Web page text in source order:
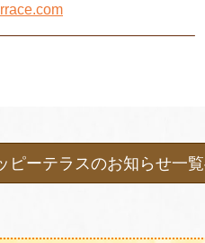
ピーテラスのお知らせ一